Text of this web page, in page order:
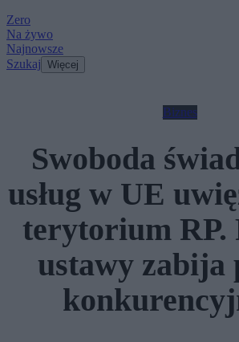
Zero
Na żywo
Najnowsze
Szukaj Więcej
Biznes
Swoboda
usług w UE
terytorium RP.
ustawy zabija